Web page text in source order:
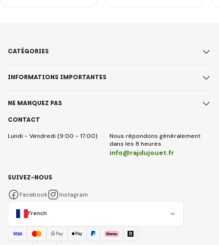
CONTACT
Lundi - Vendredi (9:00 - 17:00)
Nous répondons généralement
dans les 8 heures
info@rajdujouet.fr
CATÉGORIES
INFORMATIONS IMPORTANTES
NE MANQUEZ PAS
French
SUIVEZ-NOUS
Facebook Instagram